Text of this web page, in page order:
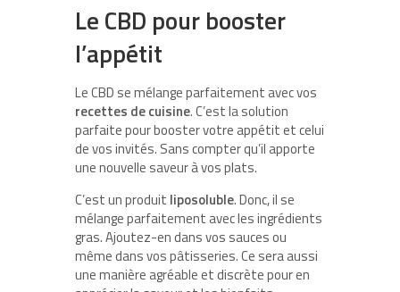
Le CBD pour booster
l’appétit
Le CBD se mélange parfaitement avec vos
recettes de cuisine. C’est la solution
parfaite pour booster votre appétit et celui
de vos invités. Sans compter qu’il apporte
une nouvelle saveur à vos plats.
C’est un produit liposoluble. Donc, il se
mélange parfaitement avec les ingrédients
gras. Ajoutez-en dans vos sauces ou
même dans vos pâtisseries. Ce sera aussi
une manière agréable et discrète pour en